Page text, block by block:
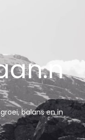
balans en in